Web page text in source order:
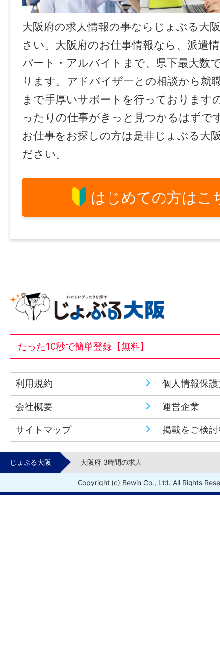
大阪府の求人情報の事ならじょぶる大
さい。大阪府のお仕事情報なら、派遣
パート・アルバイトまで、県下最大数
ります。アドバイザーとの相談から就
まで手厚いサポートを行っております
ったりの仕事がきっと見つかるはずで
お仕事をお探しの方は是非じょぶる大
ださい。
はじめての方はこ
たった10秒で簡単登録【無料】
利用規約 個人情報保
会社概要 運営企業
サイトマップ 掲載をご検
じょぶる大阪 大阪府 3時間の求人
Copyright (c) Bewin Co., Ltd. All Rights